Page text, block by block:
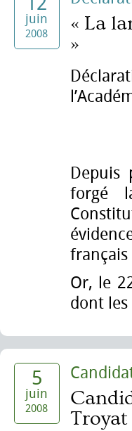
juin
2008
« La
»
Depuis
forgé
français
Or, le
dont
5
juin
2008